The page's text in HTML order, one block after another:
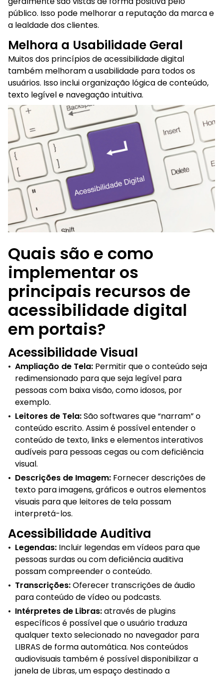
público. Isso pode melhorar a reputação da marca e
a lealdade dos clientes.
Melhora a Usabilidade Geral
Muitos dos princípios de acessibilidade digital
também melhoram a usabilidade para todos os
usuários. Isso inclui organização lógica de conteúdo,
texto legível e navegação intuitiva.
Quais são e como
implementar os
principais recursos de
acessibilidade digital
em portais?
Acessibilidade Visual
• Ampliação de Tela: Permitir que o conteúdo seja
redimensionado para que seja legível para
pessoas com baixa visão, como idosos, por
exemplo.
• Leitores de Tela:São softwares que “narram” o
conteúdo escrito. Assim é possível entender o
conteúdo de texto, links e elementos interativos
audíveis para pessoas cegas ou com deficiência
visual.
• Descrições de Imagem: Fornecer descrições de
texto para imagens, gráficos e outros elementos
visuais para que leitores de tela possam
interpretá-los.
Acessibilidade Auditiva
• Legendas: Incluir legendas em vídeos para que
pessoas surdas ou com deficiência auditiva
possam compreender o conteúdo.
• Transcrições:Oferecer transcrições de áudio
para conteúdo de vídeo ou podcasts.
• Intérpretes de Libras:através de plugins
específicos é possível que o usuário traduza
qualquer texto selecionado no navegador para
LIBRAS de forma automática. Nos conteúdos
audiovisuais também é possível disponibilizar a
janela de Libras, um espaço destinado a